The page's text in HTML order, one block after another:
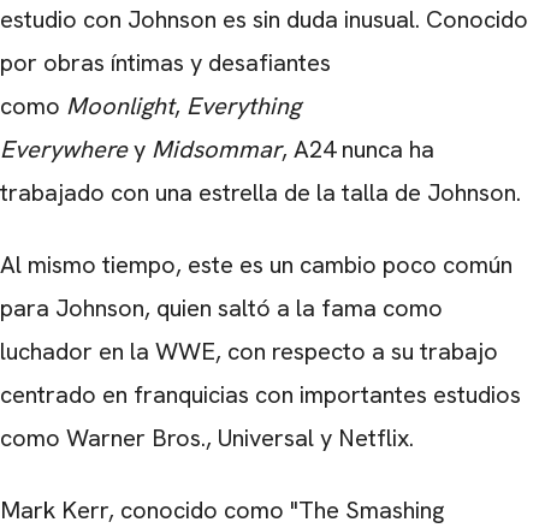
estudio con Johnson es sin duda inusual. Conocido
por obras íntimas y desafiantes
como Moonlight, Everything
Everywherey Midsommar, A24 nunca ha
trabajado con una estrella de la talla de Johnson.
Al mismo tiempo, este es un cambio poco común
para Johnson, quien saltó a la fama como
luchador en la WWE, con respecto a su trabajo
centrado en franquicias con importantes estudios
como Warner Bros., Universal y Netflix.
Mark Kerr, conocido como "The Smashing